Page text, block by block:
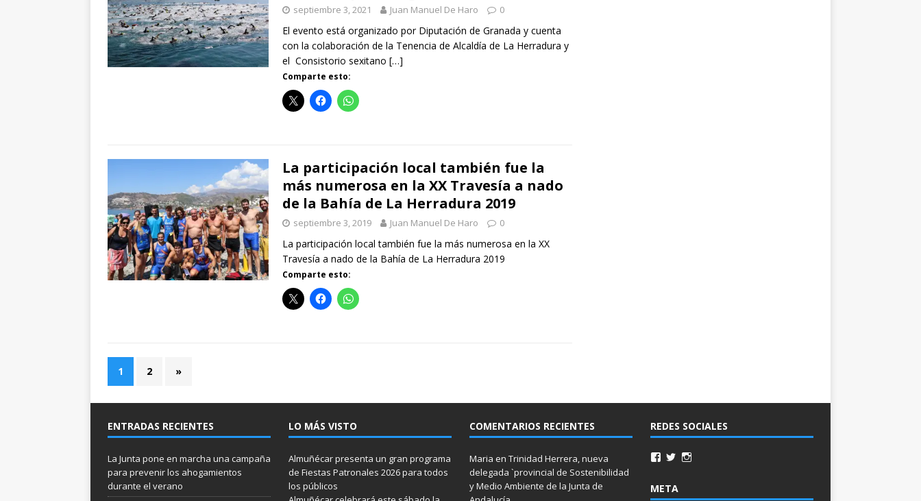
septiembre 3, 2021 Juan Manuel De Haro 0
El evento está organizado por Diputación de Granada y cuenta
con la colaboración de la Tenencia de Alcaldía de La Herradura y
el Consistorio sexitano […]
Comparte esto:
La participación local también fue la
más numerosa en la XX Travesía a nado
de la Bahía de La Herradura 2019
septiembre 3, 2019 Juan Manuel De Haro 0
La participación local también fue la más numerosa en la XX
Travesía a nado de la Bahía de La Herradura 2019
Comparte esto:
1 2 »
ENTRADAS RECIENTES
La Junta pone en marcha una campaña
para prevenir los ahogamientos
durante el verano
LO MÁS VISTO
Almuñécar presenta un gran programa
de Fiestas Patronales 2026 para todos
los públicos
COMENTARIOS RECIENTES
Maria en Trinidad Herrera, nueva
delegada `provincial de Sostenibilidad
y Medio Ambiente de la Junta de
REDES SOCIALES
META